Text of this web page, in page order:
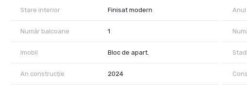
Stare interior Finisat modern Anul
Număr balcoane 1
Imobil Bloc de apart.
An construcție 2024